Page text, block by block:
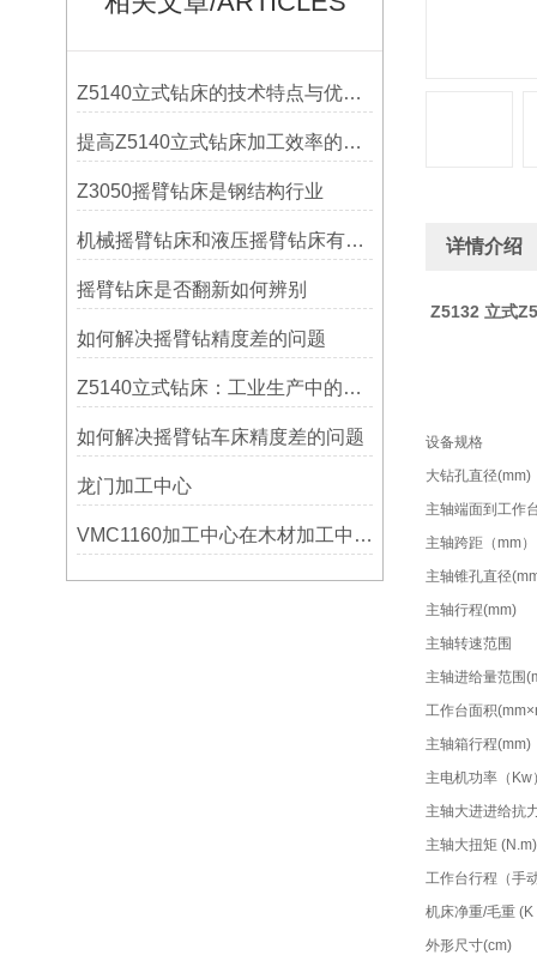
Z5140立式钻床的技术特点与优势分析
提高Z5140立式钻床加工效率的改进措施
Z3050摇臂钻床是钢结构行业
机械摇臂钻床和液压摇臂钻床有什么区别
摇臂钻床是否翻新如何辨别
如何解决摇臂钻精度差的问题
Z5140立式钻床：工业生产中的得力助手
如何解决摇臂钻车床精度差的问题
龙门加工中心
VMC1160加工中心在木材加工中的应用
详情介绍
Z5132 立式
设备规格
大钻孔直径(mm)
主轴端面到工作
主轴跨距（mm）
主轴锥孔直径
主轴行程(mm)
主轴转速范围
主轴进给量范围
工作台面积
主轴箱行程(mm)
主电机功率（Kw
主轴大进进给抗
主轴大扭矩 (N.m)
工作台行程（手
机床净重/毛重 (K
外形尺寸(cm)